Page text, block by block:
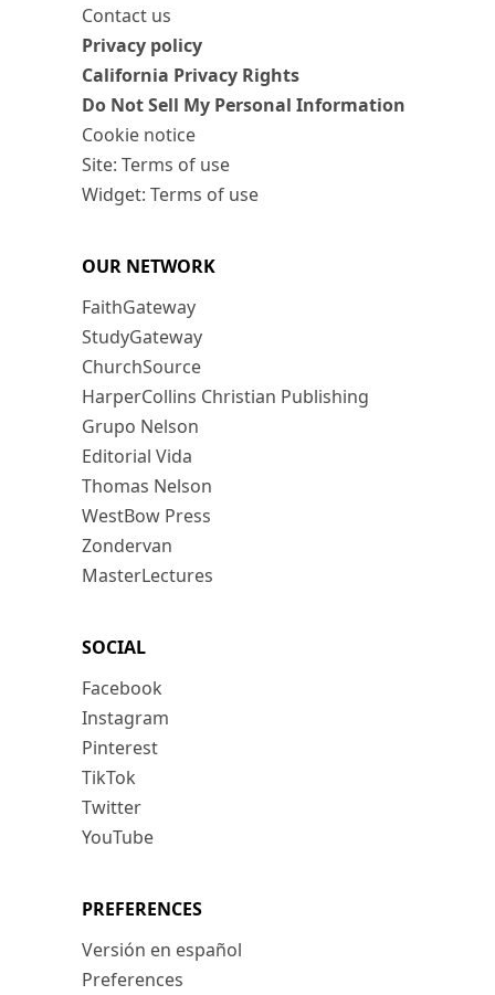
Contact us
Privacy policy
California Privacy Rights
Do Not Sell My Personal Information
Cookie notice
Site: Terms of use
Widget: Terms of use
OUR NETWORK
FaithGateway
StudyGateway
ChurchSource
HarperCollins Christian Publishing
Grupo Nelson
Editorial Vida
Thomas Nelson
WestBow Press
Zondervan
MasterLectures
SOCIAL
Facebook
Instagram
Pinterest
TikTok
Twitter
YouTube
PREFERENCES
Versión en español
Preferences